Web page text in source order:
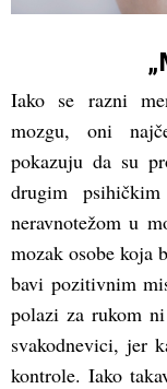
Iako se razni
mozgu, oni
pokazuju da su
drugim psihičkim
neravnotežom u
mozak osobe koja
bavi pozitivnim
polazi za rukom
svakodnevici, jer
kontrole. Iako